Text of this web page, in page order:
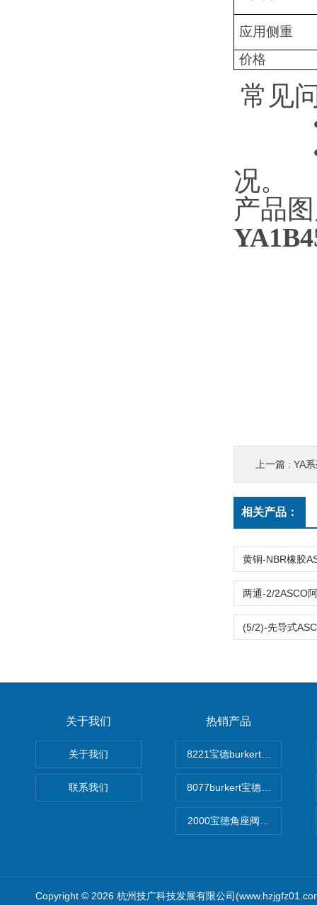
应用侧重
价格
常见
况。
产品
上一篇 : YA系
相关产品：
关于我们
关于我们
联系我们
热销产品
8221宝德burkert电导率探头
8077burkert宝德椭圆齿轮脉
2000宝德角座阀德国宝帝
Copyright © 2026 杭州技广科技发展有限公司